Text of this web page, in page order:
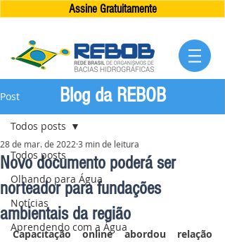
Assine Gratuitamente
Post
Todos posts
Olhando para Água
Notícias
Aprendendo com a Água
Todos posts
Novo documento poderá ser
norteador para fundações
ambientais da região
28 de mar. de 2022 3 min de leitura
Capacitação online abordou relação
Blog da REBOB